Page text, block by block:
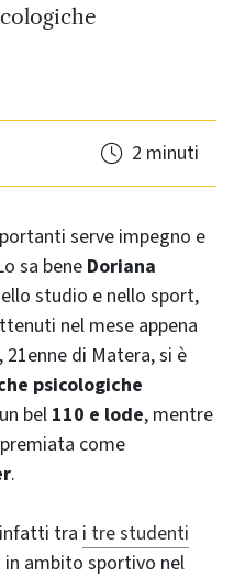
2 minuti
serve impegno e
sa bene Doriana
studio e nello sport,
nel mese appena
di Matera, si è
psicologiche
bel 110 e lode, mentre
come
.
tra i tre studenti
ambito sportivo nel